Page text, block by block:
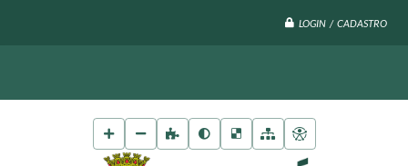
LOGIN / CADASTRO